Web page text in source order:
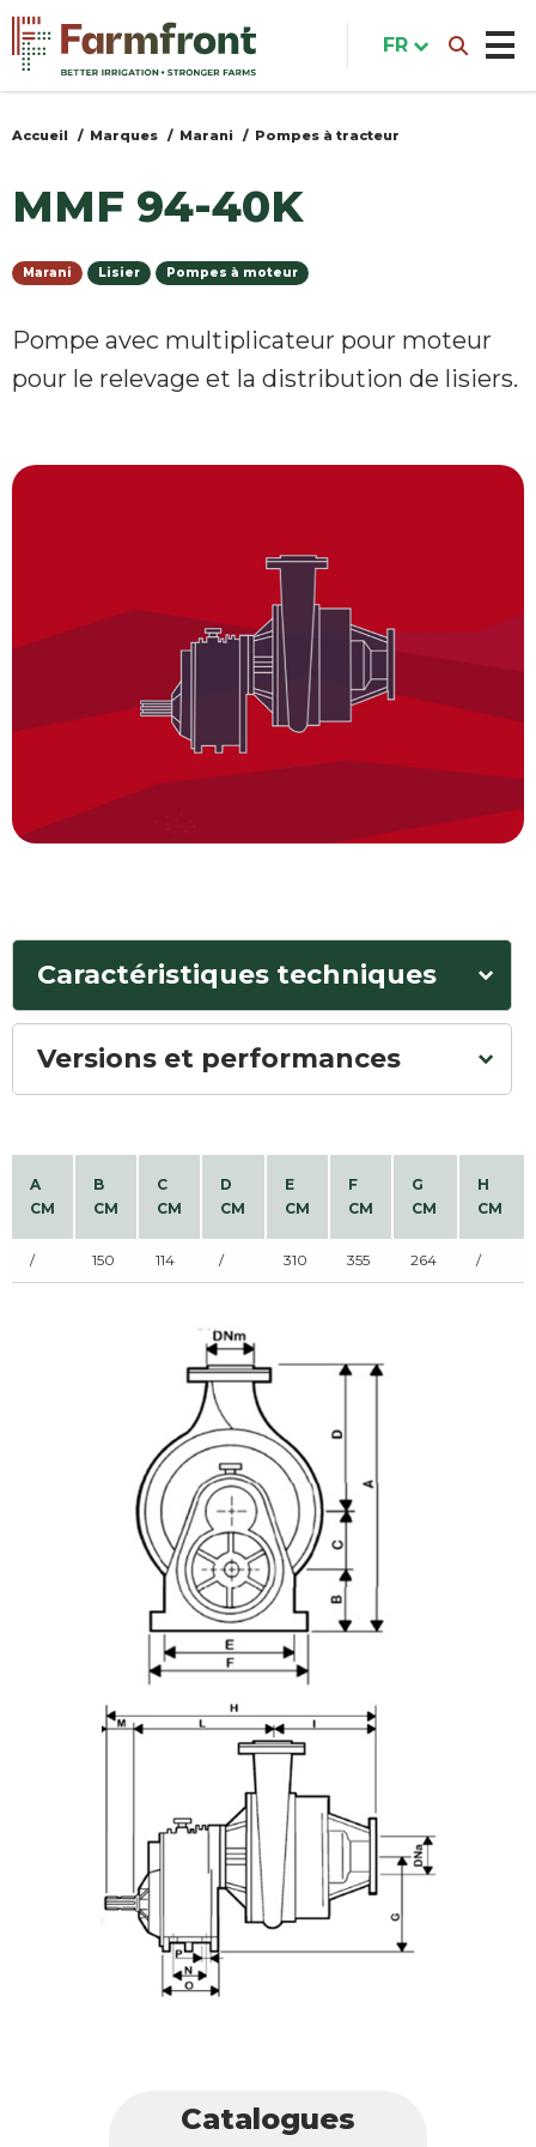
Aller
au
contenu
principal
Vous
ici
Accueil Marques Marani Pompes à tracteur
MMF 94-40K
Marani Lisier Pompes à moteur
Pompe avec multiplicateur pour moteur
pour le relevage et la distribution de lisiers.
Caractéristiques techniques
Versions et performances
A
CM
B
CM
C
CM
D
CM
E
CM
F
CM
G
CM
H
CM
/ 150 114 / 310 355 264 /
Catalogues
FR